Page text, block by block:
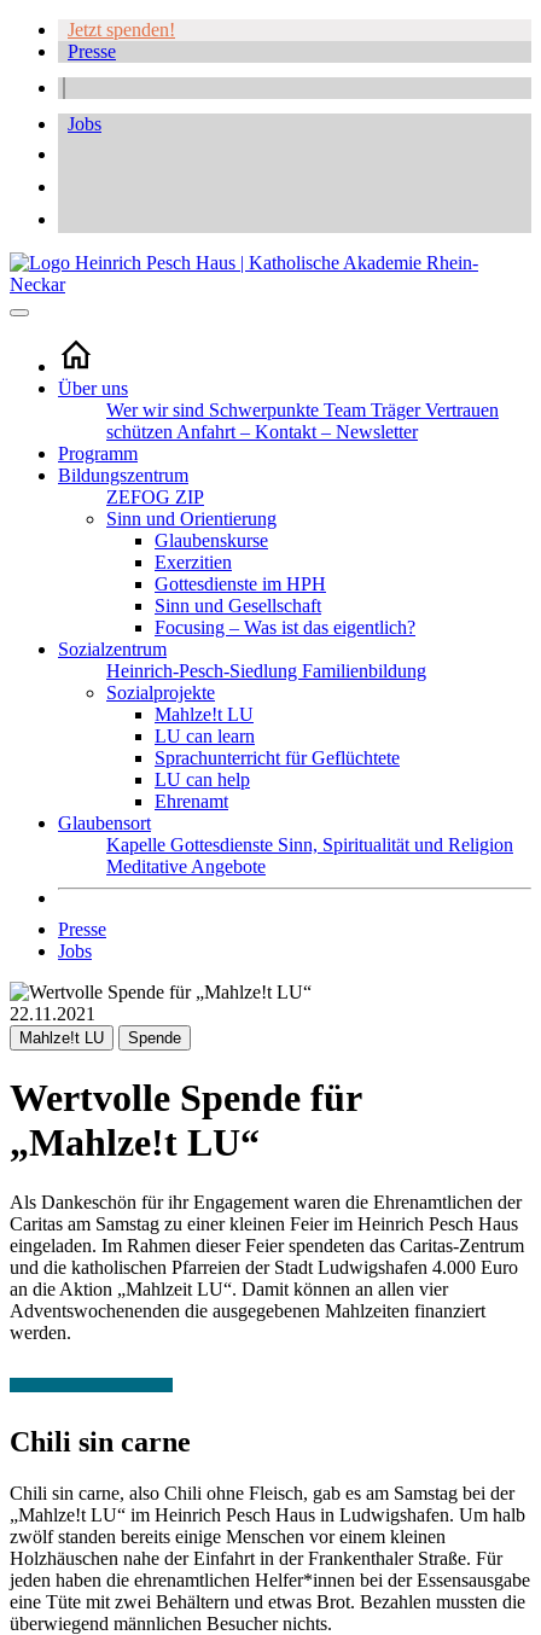
Jetzt spenden!
Presse
Jobs
Über uns
Wer wir sind Schwerpunkte Team TrägerVertrauen
schützen Anfahrt – Kontakt – Newsletter
Programm
Bildungszentrum
ZEFOG ZIP
Sinn und Orientierung
Glaubenskurse
Exerzitien
Gottesdienste im HPH
Sinn und Gesellschaft
Focusing – Was ist das eigentlich?
Sozialzentrum
Heinrich-Pesch-Siedlung Familienbildung
Sozialprojekte
Mahlze!t LU
LU can learn
Sprachunterricht für Geflüchtete
LU can help
Ehrenamt
Glaubensort
Kapelle Gottesdienste Sinn, Spiritualität und Religion
Meditative Angebote
Presse
Jobs
22.11.2021
Mahlze!t LU Spende
Wertvolle Spende für
„Mahlze!t LU“
Als Dankeschön für ihr Engagement waren die Ehrenamtlichen der
Caritas am Samstag zu einer kleinen Feier im Heinrich Pesch Haus
eingeladen. Im Rahmen dieser Feier spendeten das Caritas-Zentrum
und die katholischen Pfarreien der Stadt Ludwigshafen 4.000 Euro
an die Aktion „Mahlzeit LU“. Damit können an allen vier
Adventswochenenden die ausgegebenen Mahlzeiten finanziert
werden.
Chili sin carne
Chili sin carne, also Chili ohne Fleisch, gab es am Samstag bei der
„Mahlze!t LU“ im Heinrich Pesch Haus in Ludwigshafen. Um halb
zwölf standen bereits einige Menschen vor einem kleinen
Holzhäuschen nahe der Einfahrt in der Frankenthaler Straße. Für
jeden haben die ehrenamtlichen Helfer*innen bei der Essensausgabe
eine Tüte mit zwei Behältern und etwas Brot. Bezahlen mussten die
überwiegend männlichen Besucher nichts.